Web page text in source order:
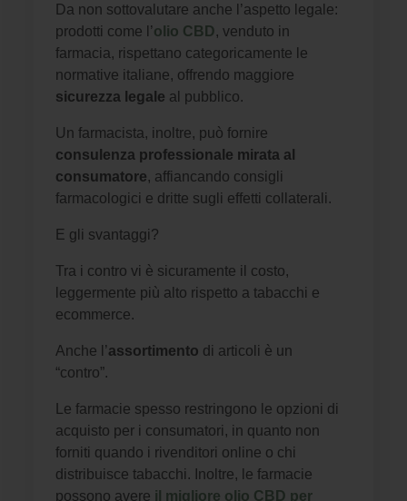
Da non sottovalutare anche l’aspetto legale:
prodotti come l’olio CBD, venduto in
farmacia, rispettano categoricamente le
normative italiane, offrendo maggiore
sicurezza legale al pubblico.
Un farmacista, inoltre, può fornire
consulenza professionale mirata al
consumatore, affiancando consigli
farmacologici e dritte sugli effetti collaterali​​​​.
E gli svantaggi?
Tra i contro vi è sicuramente il costo,
leggermente più alto rispetto a tabacchi e
ecommerce.
Anche l’assortimento di articoli è un
“contro”.
Le farmacie spesso restringono le opzioni di
acquisto per i consumatori, in quanto non
forniti quando i rivenditori online o chi
distribuisce tabacchi. Inoltre, le farmacie
possono avere il migliore olio CBD per